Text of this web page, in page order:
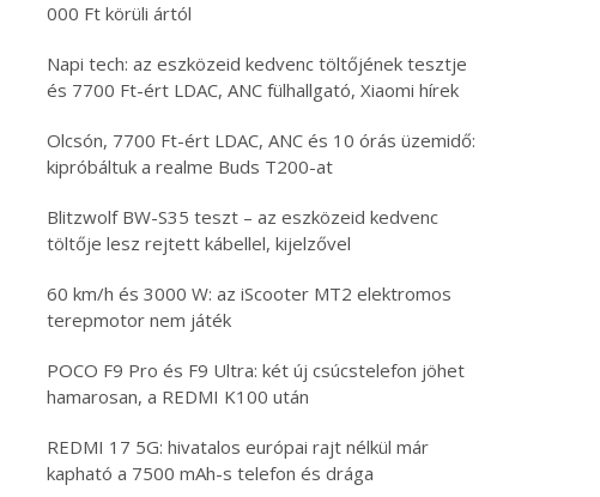
000 Ft körüli ártól
Napi tech: az eszközeid kedvenc töltőjének tesztje
és 7700 Ft-ért LDAC, ANC fülhallgató, Xiaomi hírek
Olcsón, 7700 Ft-ért LDAC, ANC és 10 órás üzemidő:
kipróbáltuk a realme Buds T200-at
Blitzwolf BW-S35 teszt – az eszközeid kedvenc
töltője lesz rejtett kábellel, kijelzővel
60 km/h és 3000 W: az iScooter MT2 elektromos
terepmotor nem játék
POCO F9 Pro és F9 Ultra: két új csúcstelefon jöhet
hamarosan, a REDMI K100 után
REDMI 17 5G: hivatalos európai rajt nélkül már
kapható a 7500 mAh-s telefon és drága